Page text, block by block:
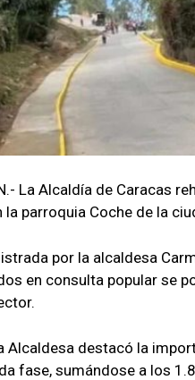
La Alcaldía de Caracas
parroquia Coche de la
por la alcaldesa
en consulta popular se
Alcaldesa destacó la
fase, sumándose a los